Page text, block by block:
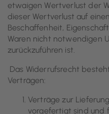
etwaigen Wertverlust der
dieser Wertverlust auf
Beschaffenheit,
Waren nicht notwendigen
zurückzuführen ist.
Das Widerrufsrecht
Verträgen:
Verträge zur
vorgefertigt sind und